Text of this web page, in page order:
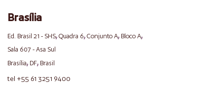
Brasília
Ed. Brasil 21 - SHS, Quadra 6, Conjunto A, Bloco A,
Sala 607 - Asa Sul
Brasília, DF, Brasil
tel +55 61 3251 9400